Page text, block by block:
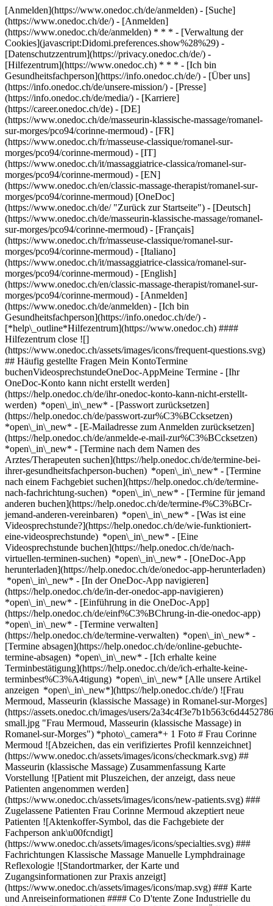
[Anmelden](https://www.onedoc.ch/de/anmelden) - [Suche]
(https://www.onedoc.ch/de/) - [Anmelden]
(https://www.onedoc.ch/de/anmelden) * * * - [Verwaltung der
Cookies](javascript:Didomi.preferences.show%28%29) -
[Datenschutzzentrum](https://privacy.onedoc.ch/de/) -
[Hilfezentrum](https://www.onedoc.ch) * * * - [Ich bin
Gesundheitsfachperson](https://info.onedoc.ch/de/) - [Über uns]
(https://info.onedoc.ch/de/unsere-mission/) - [Presse]
(https://info.onedoc.ch/de/media/) - [Karriere]
(https://career.onedoc.ch/de) - [DE]
(https://www.onedoc.ch/de/masseurin-klassische-massage/romanel-
sur-morges/pco94/corinne-mermoud) - [FR]
(https://www.onedoc.ch/fr/masseuse-classique/romanel-sur-
morges/pco94/corinne-mermoud) - [IT]
(https://www.onedoc.ch/it/massaggiatrice-classica/romanel-sur-
morges/pco94/corinne-mermoud) - [EN]
(https://www.onedoc.ch/en/classic-massage-therapist/romanel-sur-
morges/pco94/corinne-mermoud) [OneDoc]
(https://www.onedoc.ch/de/ "Zurück zur Startseite") - [Deutsch]
(https://www.onedoc.ch/de/masseurin-klassische-massage/romanel-
sur-morges/pco94/corinne-mermoud) - [Français]
(https://www.onedoc.ch/fr/masseuse-classique/romanel-sur-
morges/pco94/corinne-mermoud) - [Italiano]
(https://www.onedoc.ch/it/massaggiatrice-classica/romanel-sur-
morges/pco94/corinne-mermoud) - [English]
(https://www.onedoc.ch/en/classic-massage-therapist/romanel-sur-
morges/pco94/corinne-mermoud) - [Anmelden]
(https://www.onedoc.ch/de/anmelden) - [Ich bin
Gesundheitsfachperson](https://info.onedoc.ch/de/) -
[*help\_outline*Hilfezentrum](https://www.onedoc.ch) ####
Hilfezentrum close ![]
(https://www.onedoc.ch/assets/images/icons/frequent-questions.svg)
## Häufig gestellte Fragen Mein KontoTermine
buchenVideosprechstundeOneDoc-AppMeine Termine - [Ihr
OneDoc-Konto kann nicht erstellt werden]
(https://help.onedoc.ch/de/ihr-onedoc-konto-kann-nicht-erstellt-
werden) *open\_in\_new* - [Passwort zurücksetzen]
(https://help.onedoc.ch/de/passwort-zur%C3%BCcksetzen)
*open\_in\_new* - [E-Mailadresse zum Anmelden zurücksetzen]
(https://help.onedoc.ch/de/anmelde-e-mail-zur%C3%BCcksetzen)
*open\_in\_new* - [Termine nach dem Namen des
Arztes/Therapeuten suchen](https://help.onedoc.ch/de/termine-bei-
ihrer-gesundheitsfachperson-buchen) *open\_in\_new* - [Termine
nach einem Fachgebiet suchen](https://help.onedoc.ch/de/termine-
nach-fachrichtung-suchen) *open\_in\_new* - [Termine für jemand
anderen buchen](https://help.onedoc.ch/de/termine-f%C3%BCr-
jemand-anderen-vereinbaren) *open\_in\_new* - [Was ist eine
Videosprechstunde?](https://help.onedoc.ch/de/wie-funktioniert-
eine-videosprechstunde) *open\_in\_new* - [Eine
Videosprechstunde buchen](https://help.onedoc.ch/de/nach-
virtuellen-terminen-suchen) *open\_in\_new* - [OneDoc-App
herunterladen](https://help.onedoc.ch/de/onedoc-app-herunterladen)
*open\_in\_new* - [In der OneDoc-App navigieren]
(https://help.onedoc.ch/de/in-der-onedoc-app-navigieren)
*open\_in\_new* - [Einführung in die OneDoc-App]
(https://help.onedoc.ch/de/einf%C3%BChrung-in-die-onedoc-app)
*open\_in\_new* - [Termine verwalten]
(https://help.onedoc.ch/de/termine-verwalten) *open\_in\_new* -
[Termine absagen](https://help.onedoc.ch/de/online-gebuchte-
termine-absagen) *open\_in\_new* - [Ich erhalte keine
Terminbestätigung](https://help.onedoc.ch/de/ich-erhalte-keine-
terminbest%C3%A4tigung) *open\_in\_new* [Alle unsere Artikel
anzeigen *open\_in\_new*](https://help.onedoc.ch/de/) ![Frau
Mermoud, Masseurin (klassische Massage) in Romanel-sur-Morges]
(https://assets.onedoc.ch/images/users/
small.jpg "Frau Mermoud, Masseurin (klassische Massage) in
Romanel-sur-Morges") *photo\_camera*+ 1 Foto # Frau Corinne
Mermoud ![Abzeichen, das ein verifiziertes Profil kennzeichnet]
(https://www.onedoc.ch/assets/images/icons/checkmark.svg) ##
Masseurin (klassische Massage) Zusammenfassung Karte
Vorstellung ![Patient mit Pluszeichen, der anzeigt, dass neue
Patienten angenommen werden]
(https://www.onedoc.ch/assets/images/icons/new-patients.svg) ###
Zugelassene Patienten Frau Corinne Mermoud akzeptiert neue
Patienten ![Aktenkoffer-Symbol, das die Fachgebiete der
Fachperson ank\u00fcndigt]
(https://www.onedoc.ch/assets/images/icons/specialties.svg) ###
Fachrichtungen Klassische Massage Manuelle Lymphdrainage
Reflexologie ![Standortmarker, der Karte und
Zugangsinformationen zur Praxis anzeigt]
(https://www.onedoc.ch/assets/images/icons/map.svg) ### Karte
und Anreiseinformationen #### Co D'tente Zone Industrielle du